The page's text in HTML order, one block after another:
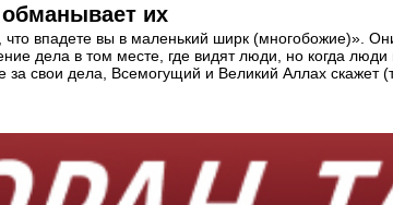
их
впадете вы в маленький ширк (многобожие)».
дела в том месте, где видят люди, но когда
свои дела, Всемогущий и Великий Аллах скажет